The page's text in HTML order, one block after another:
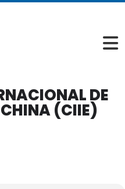
DE
(CIIE)